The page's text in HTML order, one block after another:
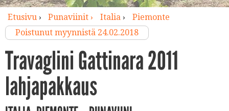
Etusivu› Punaviinit › Italia›
Piemonte
Poistunut myynnistä 24.02.2018
Travaglini Gattinara 2011
lahjapakkaus